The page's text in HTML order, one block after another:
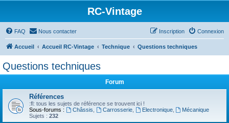
RC-Vintage
FAQ Nous contacter Connexion
Inscription
Accueil Accueil RC-Vintage Technique Questions techniques
Questions techniques
Forum
Références
:fl: tous les sujets de référence se trouvent ici !
Sous-forums :
Châssis Carrosserie, Electronique,
Mécanique
Sujets : 232